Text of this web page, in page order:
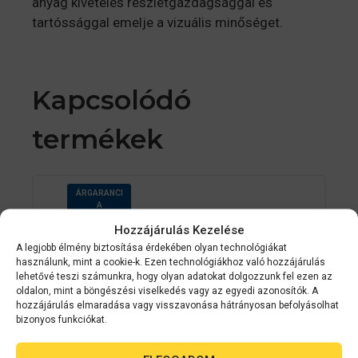
Hozzájárulás Kezelése
A legjobb élmény biztosítása érdekében olyan technológiákat
használunk, mint a cookie-k. Ezen technológiákhoz való hozzájárulás
lehetővé teszi számunkra, hogy olyan adatokat dolgozzunk fel ezen az
oldalon, mint a böngészési viselkedés vagy az egyedi azonosítók. A
hozzájárulás elmaradása vagy visszavonása hátrányosan befolyásolhat
bizonyos funkciókat.
tartóssággal emelje a vizuális minőséget.
Kapcsolódó
termékek
ÁRGARANCI
A